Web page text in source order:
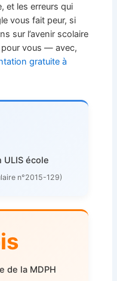
et les erreurs qui
vous fait peur, si
sur l’avenir scolaire
vous — avec,
gratuite à
ULIS école
n°2015-129)
de la MDPH